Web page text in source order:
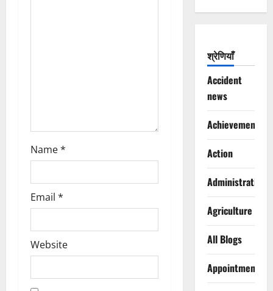
Name*
Email *
Website
श्रेणियाँ
Accident
news
Achievements
Action
Administration
Agriculture
All Blogs
Appointments